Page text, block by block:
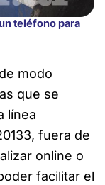
teléfono para
modo
que se
línea
fuera de
online o
facilitar el